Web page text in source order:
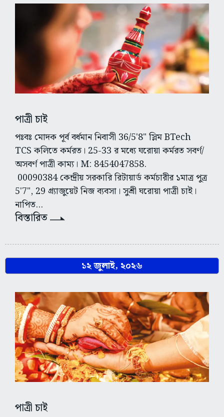
পাত্রী চাই
পঃবঃ মোদক পূর্ব বর্ধমান নিবাসী 36/5'8" স্লিম BTech
TCS কলিতে কর্মরত। 25-33 র মধ্যে ঘরোয়া কর্মরত সবর্ণ/
অসবর্ণ পাত্রী কাম্য। M: 8454047858.
00090384 কেন্দ্রীয় সরকারি রিটায়ার্ড কর্মচারীর ১মাত্র পুত্র
5'7", 29 গ্র্যাজুয়েট নিজ ব্যবসা। সুশ্রী ঘরোয়া পাত্রী চাই।
নাপিত...
বিস্তারিত
১২ জুলাই, ২০২৬
পাত্রী চাই